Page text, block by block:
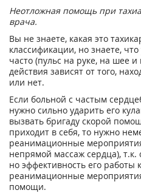
Неотложная помощь при
врача.
Вы не знаете, какая это
классификации, но знаете,
часто (пульс на руке, на шее
действия зависят от того,
или нет.
Если больной с частым
нужно сильно ударить его
вызвать бригаду скорой
приходит в себя, то нужно
реанимационные
непрямой массаж сердца), т.к.
но эффективность его
реанимационные
помощи.